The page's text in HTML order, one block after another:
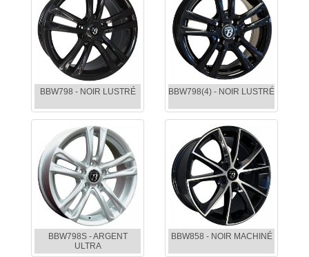
BBW798 - NOIR LUSTRÉ BBW798(4) - NOIR LUSTRÉ
BBW798S - ARGENT
ULTRA
BBW858 - NOIR MACHINÉ